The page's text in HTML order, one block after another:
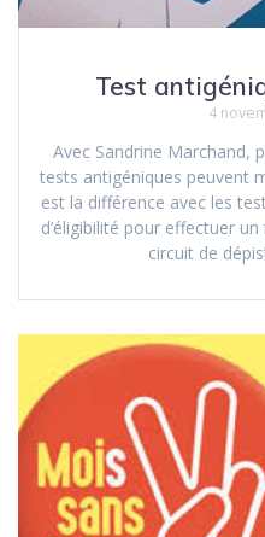
Test
4
Avec Sandrine Marchand,
tests antigéniques peuvent
est la différence avec les
d’éligibilité pour effectuer
circuit de